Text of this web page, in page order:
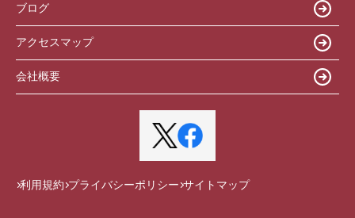
ブログ
アクセスマップ
会社概要
利用規約 プライバシーポリシー サイトマップ